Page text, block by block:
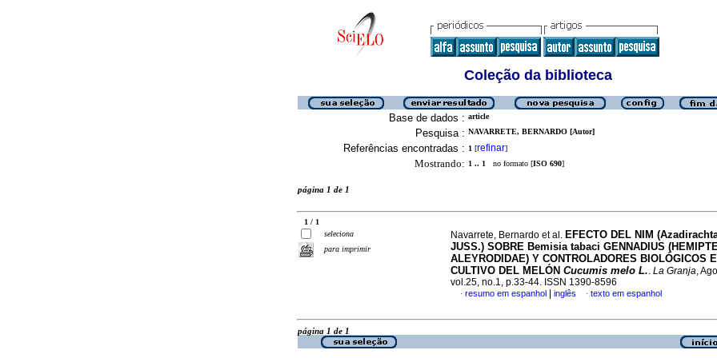
Coleção da biblioteca
Base de dados : article
Pesquisa : NAVARRETE, BERNARDO [Autor]
Referências encontradas : 1 [refinar]
Mostrando: 1 .. 1 no formato [ISO 690]
página 1 de 1
1 / 1
seleciona
para imprimir
Navarrete, Bernardo et al. EFECTO DEL NIM
JUSS.) SOBRE Bemisia tabaci GENNADIUS
ALEYRODIDAE) Y CONTROLADORES BIOLÓGICOS
CULTIVO DEL MELÓN Cucumis melo L.. La Granja,
vol.25, no.1, p.33-44. ISSN 1390-8596
· resumo em espanhol inglês · texto em espanhol
página 1 de 1